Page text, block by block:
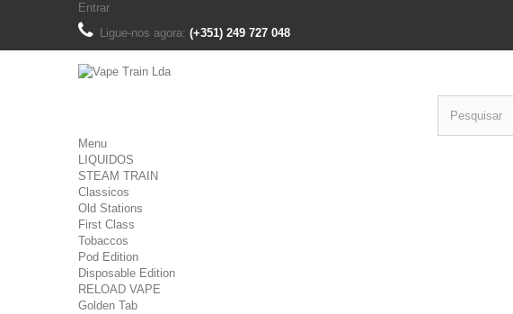
Entrar
Ligue-nos agora: (+351) 249 727 048
Menu
LIQUIDOS
STEAM TRAIN
Classicos
Old Stations
First Class
Tobaccos
Pod Edition
Disposable Edition
RELOAD VAPE
Golden Tab